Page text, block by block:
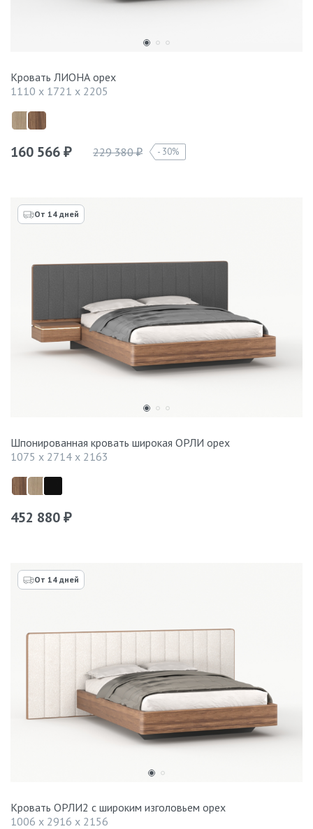
Кровать ЛИОНА орех
1110 x 1721 x 2205
160 566 ₽ 229 380₽ 30%
От 14 дней
Шпонированная кровать широкая ОРЛИ орех
1075 x 2714 x 2163
452 880 ₽
От 14 дней
Кровать ОРЛИ2 с широким изголовьем орех
1006 x 2916 x 2156